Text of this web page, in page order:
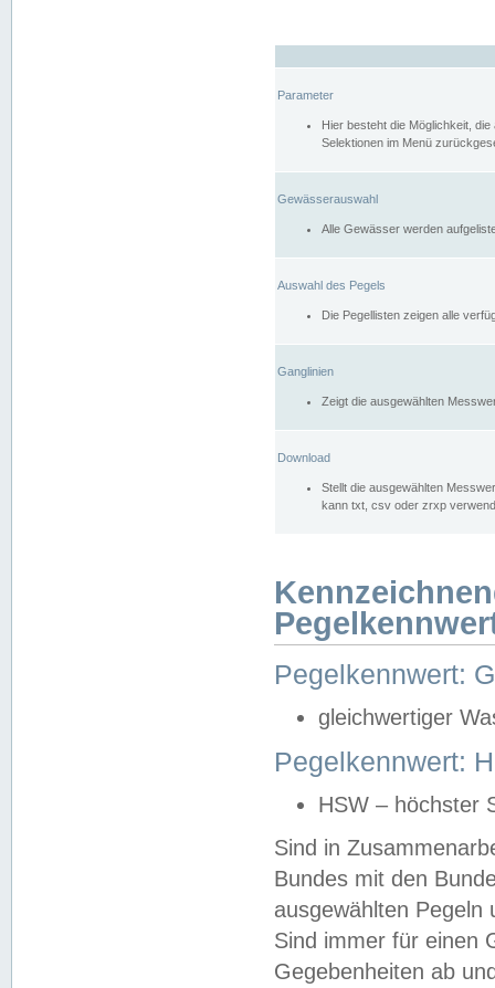
Parameter
Hier besteht die Möglichkeit,
Selektionen im Menü
Gewässerauswahl
Alle Gewässer werden
Auswahl des Pegels
Die Pegellisten zeigen alle
Ganglinien
Zeigt die ausgewählten
Download
Stellt die ausgewählten
kann txt, csv oder zrxp
Pegelkennwert:
gleichwertiger
Pegelkennwert:
HSW – höchster
Sind in
Bundes mit den
ausgewählten
Sind immer für einen
Gegebenheiten ab